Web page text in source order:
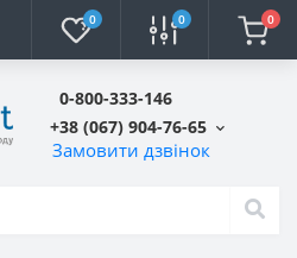
0 0 0
0-800-333-146
+38 (067) 904-76-65
Замовити дзвінок